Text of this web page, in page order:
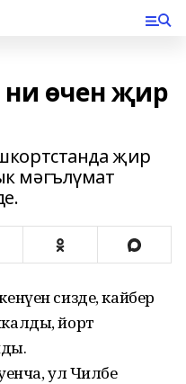
ни өчен җир
җир
мәгълүмат
сизде, кайбер
йорт
ул Чиләбе